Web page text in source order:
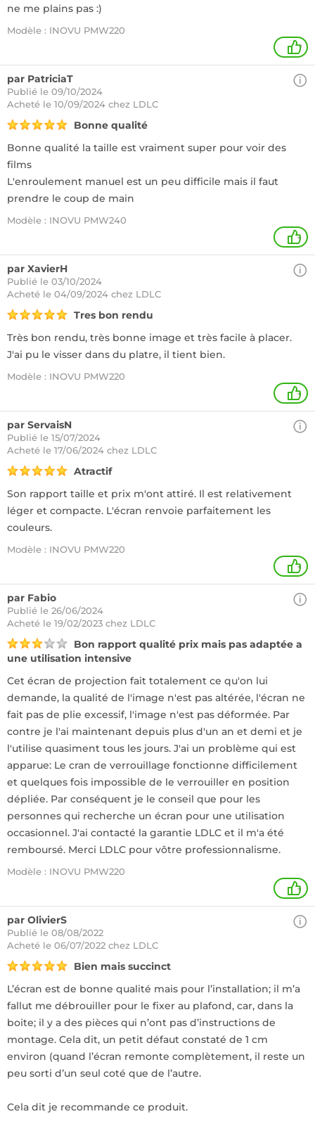
ne me plains pas :)
Modèle : INOVU PMW220
1
par PatriciaT
Publié le 09/10/2024
Acheté le 10/09/2024 chez LDLC
Bonne qualité
Bonne qualité la taille est vraiment super pour voir des
films
L'enroulement manuel est un peu difficile mais il faut
prendre le coup de main
Modèle : INOVU PMW240
+
par XavierH
Publié le 03/10/2024
Acheté le 04/09/2024 chez LDLC
Tres bon rendu
Très bon rendu, très bonne image et très facile à placer.
J'ai pu le visser dans du platre, il tient bien.
Modèle : INOVU PMW220
+
par ServaisN
Publié le 15/07/2024
Acheté le 17/06/2024 chez LDLC
Atractif
Son rapport taille et prix m'ont attiré. Il est relativement
léger et compacte. L'écran renvoie parfaitement les
couleurs.
Modèle : INOVU PMW220
+
par Fabio
Publié le 26/06/2024
Acheté le 19/02/2023 chez LDLC
Bon rapport qualité prix mais pas adaptée a
une utilisation intensive
Cet écran de projection fait totalement ce qu'on lui
demande, la qualité de l'image n'est pas altérée, l'écran ne
fait pas de plie excessif, l'image n'est pas déformée. Par
contre je l'ai maintenant depuis plus d'un an et demi et je
l'utilise quasiment tous les jours. J'ai un problème qui est
apparue: Le cran de verrouillage fonctionne difficilement
et quelques fois impossible de le verrouiller en position
dépliée. Par conséquent je le conseil que pour les
personnes qui recherche un écran pour une utilisation
occasionnel. J'ai contacté la garantie LDLC et il m'a été
remboursé. Merci LDLC pour vôtre professionnalisme.
Modèle : INOVU PMW220
+
par OlivierS
Publié le 08/08/2022
Acheté le 06/07/2022 chez LDLC
Bien mais succinct
L’écran est de bonne qualité mais pour l’installation; il m’a
fallut me débrouiller pour le fixer au plafond, car, dans la
boite; il y a des pièces qui n’ont pas d’instructions de
montage. Cela dit, un petit défaut constaté de 1 cm
environ (quand l’écran remonte complètement, il reste un
peu sorti d’un seul coté que de l’autre.
Cela dit je recommande ce produit.